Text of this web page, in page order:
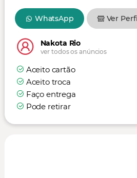
WhatsApp Ver
Nakota Rio
ver todos os anúncios
Aceito cartão
Aceito troca
Faço entrega
Pode retirar